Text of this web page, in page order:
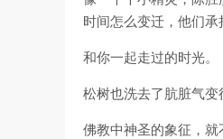
时间怎么变迁，他们承
和你一起走过的时光。
松树也洗去了肮脏气变
佛教中神圣的象征，就